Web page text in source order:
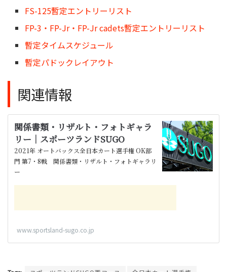
FS-125暫定エントリーリスト
FP-3・FP-Jr・FP-Jr cadets暫定エントリーリスト
暫定タイムスケジュール
暫定パドックレイアウト
関連情報
関係書類・リザルト・フォトギャラ
リー｜スポーツランドSUGO
2021年 オートバックス全日本カート選手権 OK部
門 第7・8戦 関係書類・リザルト・フォトギャラリ
ー
www.sportsland-sugo.co.jp